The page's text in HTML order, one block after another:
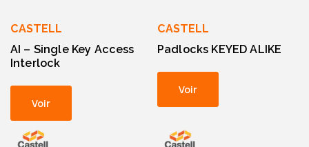
CASTELL
AI – Single Key Access
Interlock
Voir
CASTELL
Padlocks KEYED ALIKE
Voir